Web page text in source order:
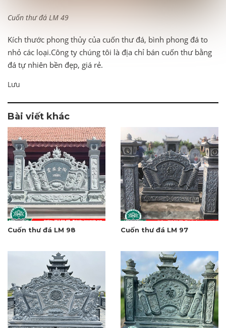
Cuốn thư đá LM 49
Kích thước phong thủy của cuốn thư đá, bình phong đá to
nhỏ các loại.Công ty chúng tôi là địa chỉ bán cuốn thư bằng
đá tự nhiên bền đẹp, giá rẻ.
Lưu
Bài viết khác
Cuốn thư đá LM 98 Cuốn thư đá LM 97